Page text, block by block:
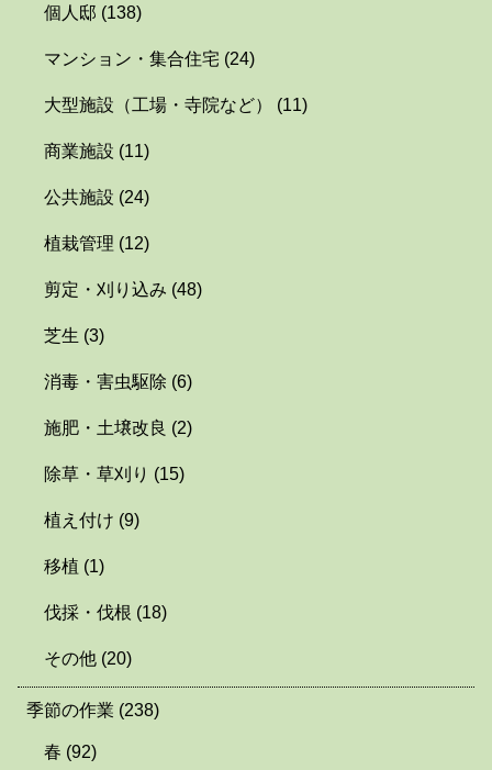
個人邸 (138)
マンション・集合住宅 (24)
大型施設（工場・寺院など） (11)
商業施設 (11)
公共施設 (24)
植栽管理 (12)
剪定・刈り込み (48)
芝生 (3)
消毒・害虫駆除 (6)
施肥・土壌改良 (2)
除草・草刈り (15)
植え付け (9)
移植 (1)
伐採・伐根 (18)
その他 (20)
季節の作業 (238)
春 (92)